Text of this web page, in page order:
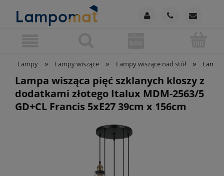
Lampy » Lampy wiszące » Lampy wiszące nad stół »
Lampa wisząca pięć szklanych kloszy z
dodatkami złotego Italux MDM-2563/5
GD+CL Francis 5xE27 39cm x 156cm